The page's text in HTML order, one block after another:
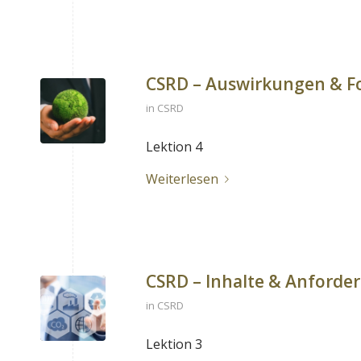
CSRD – Auswirkungen &
in CSRD
Lektion 4
Weiterlesen
CSRD – Inhalte &
in CSRD
Lektion 3